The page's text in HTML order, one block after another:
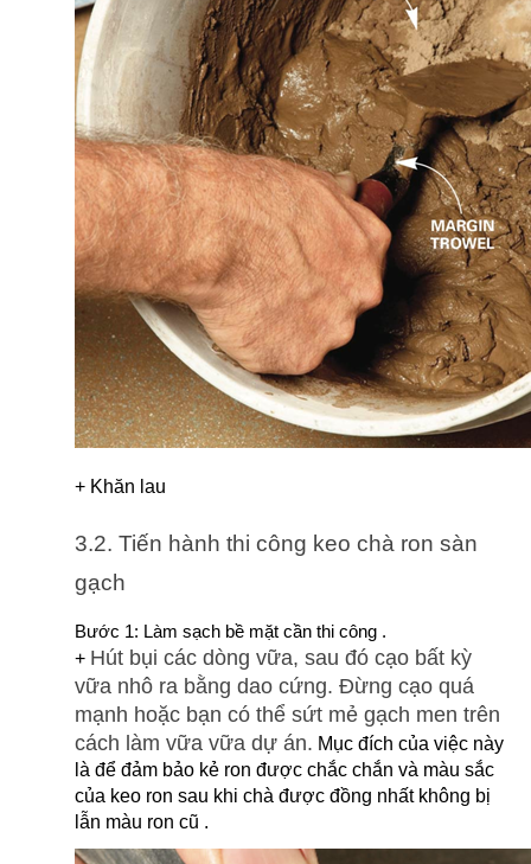
+ Khăn lau
3.2. Tiến hành thi công keo chà ron sàn
gạch
Bước 1: Làm sạch bề mặt cần thi công .
+ Hút bụi các dòng vữa, sau đó cạo bất kỳ
vữa nhô ra bằng dao cứng. Đừng cạo quá
mạnh hoặc bạn có thể sứt mẻ gạch men trên
cách làm vữa vữa dự án. Mục đích của việc này
là để đảm bảo kẻ ron được chắc chắn và màu sắc
của keo ron sau khi chà được đồng nhất không bị
lẫn màu ron cũ .